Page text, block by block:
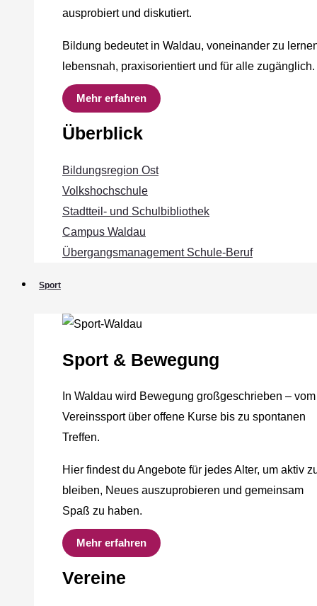
ausprobiert und diskutiert.
Bildung bedeutet in Waldau, voneinander zu
lebensnah, praxisorientiert und für alle zugänglich.
Mehr erfahren
Überblick
Bildungsregion Ost
Volkshochschule
Stadtteil- und Schulbibliothek
Campus Waldau
Übergangsmanagement Schule‐Beruf
Sport
Sport & Bewegung
In Waldau wird Bewegung großgeschrieben – vom
Vereinssport über offene Kurse bis zu spontanen
Treffen.
Hier findest du Angebote für jedes Alter, um aktiv
bleiben, Neues auszuprobieren und gemeinsam
Spaß zu haben.
Mehr erfahren
Vereine